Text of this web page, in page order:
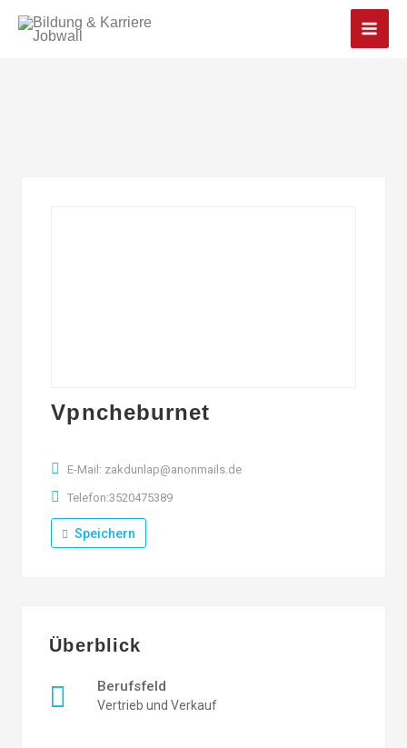
Main
Vpncheburnet
E-Mail: zakdunlap@anonmails.de
Telefon:3520475389
Speichern
Überblick
Berufsfeld
Vertrieb und Verkauf